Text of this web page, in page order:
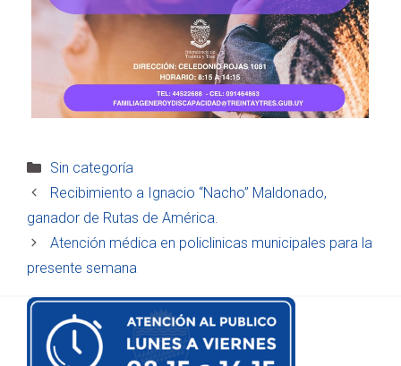
Categorías
Sin categoría
Recibimiento a Ignacio “Nacho” Maldonado,
ganador de Rutas de América.
Atención médica en policlinicas municipales para la
presente semana